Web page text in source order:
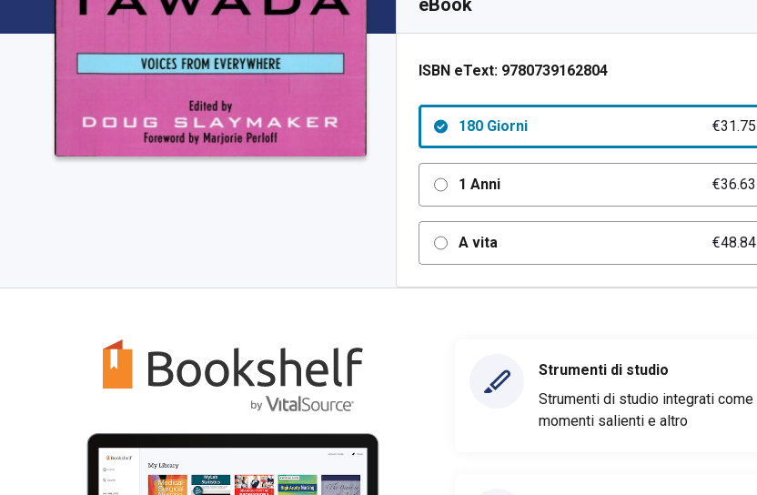
eBook
ISBN eText: 9780739162804
180 Giorni €31.75
1 Anni €36.63
A vita €48.84
Strumenti di studio
Strumenti di studio integrati come
momenti salienti e altro